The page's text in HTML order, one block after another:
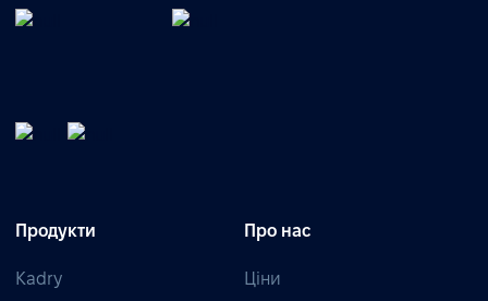
Продукти
Kadry
Про нас
Ціни